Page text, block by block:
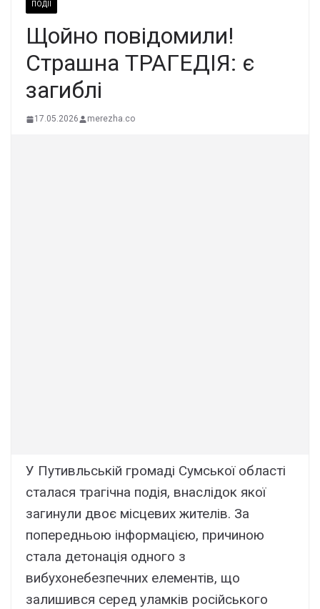
ПОДІЇ
Щойно повідомили!
Страшна ТРАГЕДІЯ: є
загиблі
17.05.2026 merezha.co
У Путивльській громаді Сумської області
сталася трагічна подія, внаслідок якої
загинули двоє місцевих жителів. За
попередньою інформацією, причиною
стала детонація одного з
вибухонебезпечних елементів, що
залишився серед уламків російського